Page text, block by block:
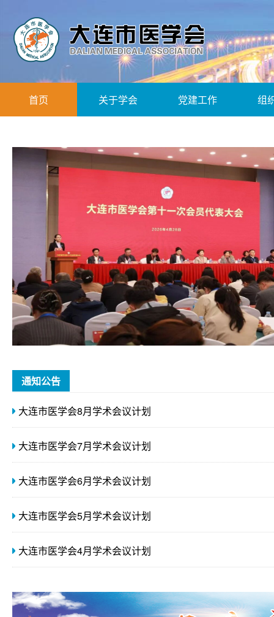
首页 关于学会 党建工作 组
通知公告
大连市医学会8月学术会议计划
大连市医学会7月学术会议计划
大连市医学会6月学术会议计划
大连市医学会5月学术会议计划
大连市医学会4月学术会议计划